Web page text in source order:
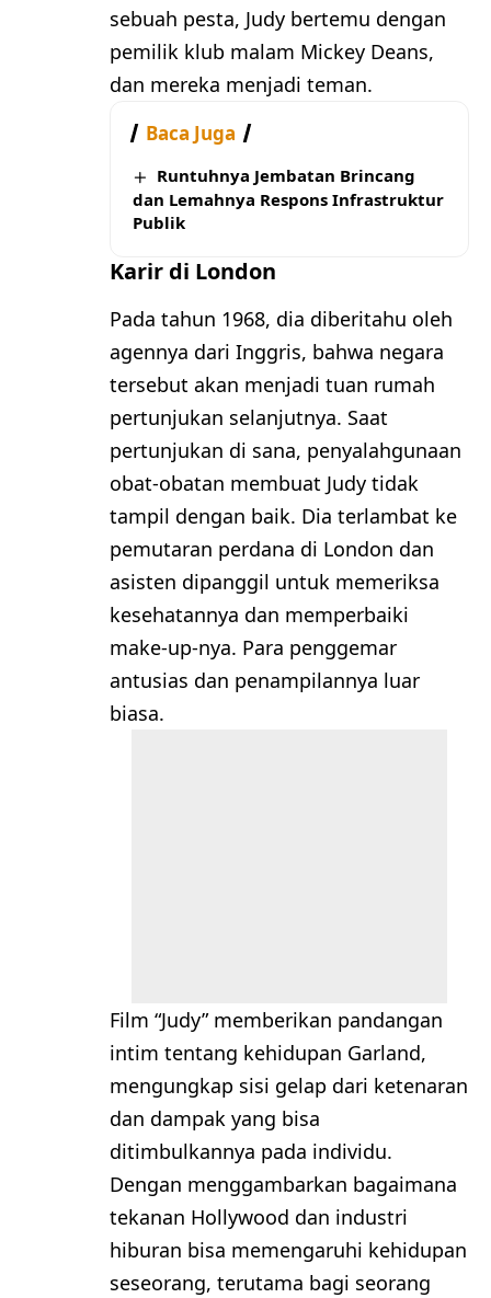
sebuah pesta, Judy bertemu dengan
pemilik klub malam Mickey Deans,
dan mereka menjadi teman.
Baca Juga
Runtuhnya Jembatan Brincang
dan Lemahnya Respons Infrastruktur
Publik
Karir di London
Pada tahun 1968, dia diberitahu oleh
agennya dari Inggris, bahwa negara
tersebut akan menjadi tuan rumah
pertunjukan selanjutnya. Saat
pertunjukan di sana, penyalahgunaan
obat-obatan membuat Judy tidak
tampil dengan baik. Dia terlambat ke
pemutaran perdana di London dan
asisten dipanggil untuk memeriksa
kesehatannya dan memperbaiki
make-up-nya. Para penggemar
antusias dan penampilannya luar
biasa.
Film “Judy” memberikan pandangan
intim tentang kehidupan Garland,
mengungkap sisi gelap dari ketenaran
dan dampak yang bisa
ditimbulkannya pada individu.
Dengan menggambarkan bagaimana
tekanan Hollywood dan industri
hiburan bisa memengaruhi kehidupan
seseorang, terutama bagi seorang